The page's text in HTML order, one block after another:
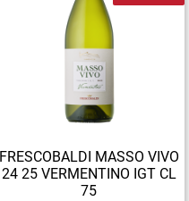
FRESCOBALDI MASSO VIVO
24 25 VERMENTINO IGT CL
75